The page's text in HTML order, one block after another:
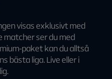
visas exklusivt med
matcher ser du med
paket kan du alltså
bästa liga. Live eller i